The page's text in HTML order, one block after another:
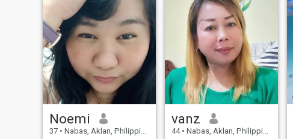
Noemi
37 • Nabas, Aklan, Philippinen
vanz
44 • Nabas, Aklan, Philippinen